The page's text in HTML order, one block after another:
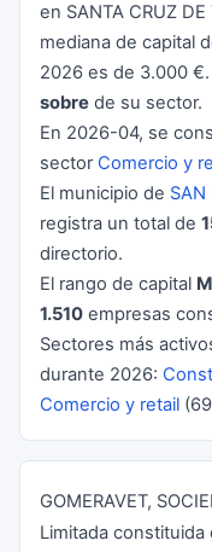
en SANTA CRUZ
mediana de capital
2026 es de 3.000
sobre de su sector.
En 2026-04, se
sector Comercio y
El municipio de SAN
registra un total de
directorio.
El rango de capital
1.510 empresas
Sectores más
durante 2026:
Comercio y retail
GOMERAVET,
Limitada